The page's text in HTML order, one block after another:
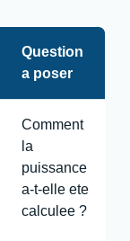
Question
a poser
Comment
la
puissance
a-t-elle ete
calculee ?